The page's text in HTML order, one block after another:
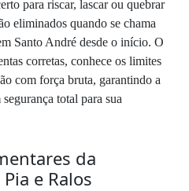
para riscar, lascar ou quebrar
eliminados quando se chama
Santo André desde o início. O
corretas, conhece os limites
com força bruta, garantindo a
total para sua
da
e Ralos